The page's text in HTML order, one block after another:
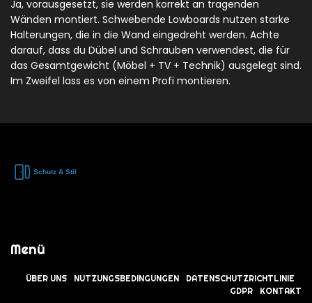
Ja, vorausgesetzt, sie werden korrekt an tragenden
Wänden montiert. Schwebende Lowboards nutzen starke
Halterungen, die in die Wand eingedreht werden. Achte
darauf, dass du Dübel und Schrauben verwendest, die für
das Gesamtgewicht (Möbel + TV + Technik) ausgelegt sind.
Im Zweifel lass es von einem Profi montieren.
Menü
ÜBER UNS NUTZUNGSBEDINGUNGEN
DATENSCHUTZRICHTLINIE
GDPR
KONTAKT